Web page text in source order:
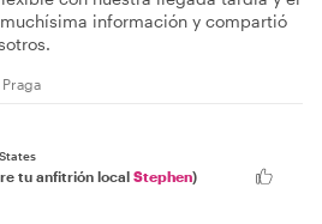
información y compartió
tu anfitrión local Stephen)